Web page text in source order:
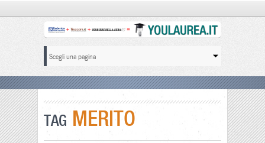
TAG MERITO